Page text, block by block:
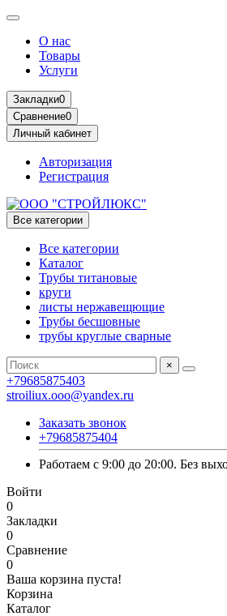
О нас
Товары
Услуги
Закладки0
Сравнение0
Личный кабинет
Авторизация
Регистрация
Все категории
Все категории
Каталог
Трубы титановые
круги
листы нержавещющие
Трубы бесшовные
трубы круглые сварные
×
+79685875403
stroiliux.ooo@yandex.ru
Заказать звонок
+79685875404
Работаем с 9:00 до 20:00. Без
Войти
0
Закладки
0
Сравнение
0
Ваша корзина пуста!
Корзина
Каталог